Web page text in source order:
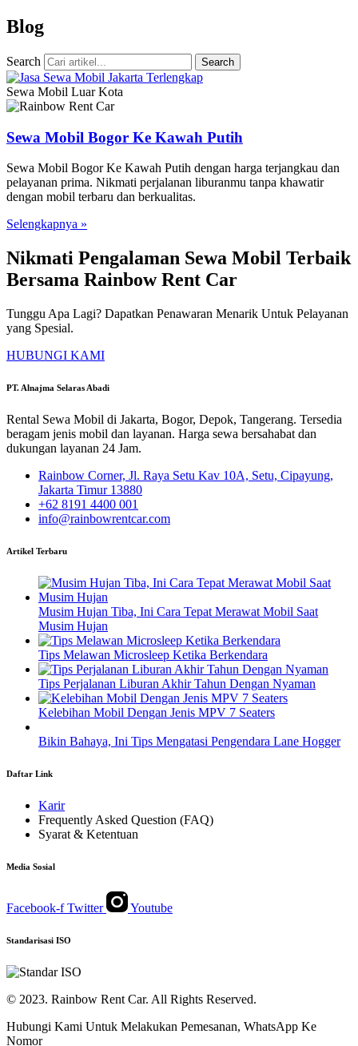
Blog
Search Search
Sewa Mobil Luar Kota
Sewa Mobil Bogor Ke Kawah Putih
Sewa Mobil Bogor Ke Kawah Putih dengan harga terjangkau dan
pelayanan prima. Nikmati perjalanan liburanmu tanpa khawatir
dengan mobil terbaru dan berkualitas.
Selengkapnya »
Nikmati Pengalaman Sewa Mobil Terbaik
Bersama Rainbow Rent Car
Tunggu Apa Lagi? Dapatkan Penawaran Menarik Untuk Pelayanan
yang Spesial.
HUBUNGI KAMI
PT. Alnajma Selaras Abadi
Rental Sewa Mobil di Jakarta, Bogor, Depok, Tangerang. Tersedia
beragam jenis mobil dan layanan. Harga sewa bersahabat dan
dukungan layanan 24 Jam.
Rainbow Corner, Jl. Raya Setu Kav 10A, Setu, Cipayung,
Jakarta Timur 13880
+62 8191 4400 001
info@rainbowrentcar.com
Artikel Terbaru
Musim Hujan Tiba, Ini Cara Tepat Merawat Mobil Saat
Musim Hujan
Tips Melawan Microsleep Ketika Berkendara
Tips Perjalanan Liburan Akhir Tahun Dengan Nyaman
Kelebihan Mobil Dengan Jenis MPV 7 Seaters
Bikin Bahaya, Ini Tips Mengatasi Pengendara Lane Hogger
Daftar Link
Karir
Frequently Asked Question (FAQ)
Syarat & Ketentuan
Media Sosial
Facebook-f Twitter Youtube
Standarisasi ISO
© 2023. Rainbow Rent Car. All Rights Reserved.
Hubungi Kami Untuk Melakukan Pemesanan, WhatsApp Ke
Nomor